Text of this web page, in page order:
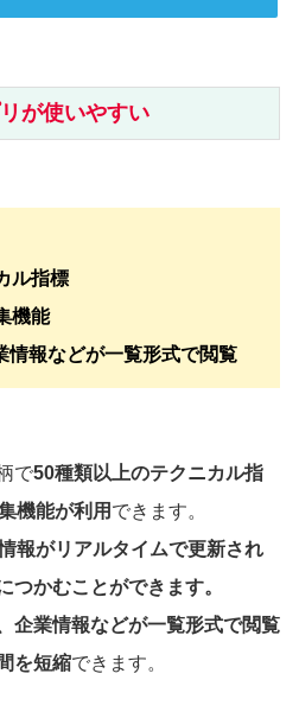
が使いやすい
ル指標
機能
情報などが一覧形式で閲覧
で50種類以上のテクニカル指
機能が利用 できます。
報がリアルタイムで更新され
つかむことができます。
企業情報などが一覧形式で閲覧
を短縮できます。